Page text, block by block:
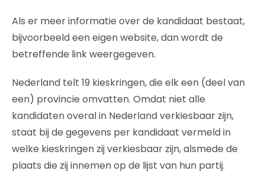
Als er meer informatie over de kandidaat bestaat,
bijvoorbeeld een eigen website, dan wordt de
betreffende link weergegeven.
Nederland telt 19 kieskringen, die elk een (deel van
een) provincie omvatten. Omdat niet alle
kandidaten overal in Nederland verkiesbaar zijn,
staat bij de gegevens per kandidaat vermeld in
welke kieskringen zij verkiesbaar zijn, alsmede de
plaats die zij innemen op de lijst van hun partij.